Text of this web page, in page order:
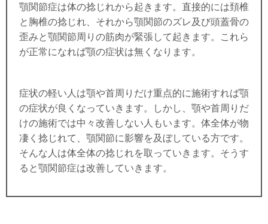
顎関節症は体の捻じれから起きます。直接的には頚椎
と胸椎の捻じれ、それから顎関節のズレ及び頭蓋骨の
歪みと顎関節周りの筋肉が緊張して起きます。これら
が正常になれば顎の症状は無くなります。
症状の軽い人は顎や首周りだけ重点的に施術すれば顎
の症状が良くなっていきます。しかし、顎や首周りだ
けの施術では中々改善しない人もいます。体全体が物
凄く捻じれて、顎関節に影響を及ぼしている方です。
そんな人は体全体の捻じれを取っていきます。そうす
ると顎関節症は改善していきます。